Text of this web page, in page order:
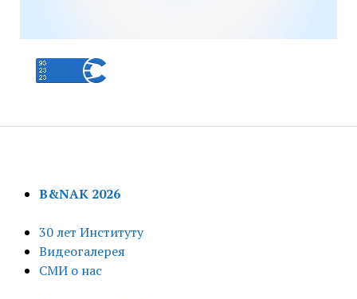
B&NAK 2026
30 лет Институту
Видеогалерея
СМИ о нас